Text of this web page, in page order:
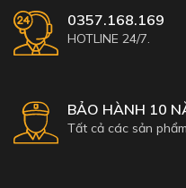
0357.168.169
HOTLINE 24/7.
BẢO HÀNH 10
Tất cả các sản